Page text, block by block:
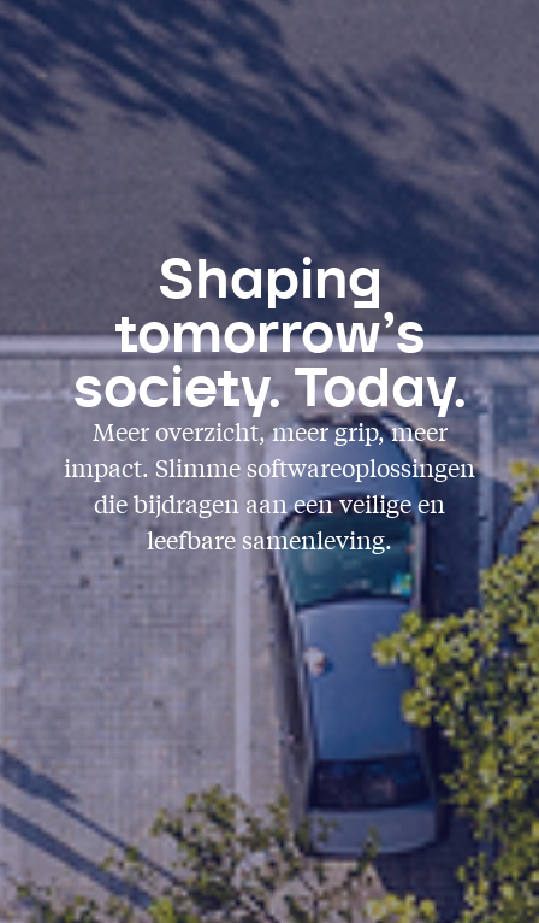
Shaping
tomorrow’s
society. Today.
Meer overzicht, meer grip, meer
impact. Slimme softwareoplossingen
die bijdragen aan een veilige en
leefbare samenleving.